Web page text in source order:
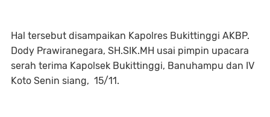
Hal tersebut disampaikan Kapolres Bukittinggi AKBP.
Dody Prawiranegara, SH.SIK.MH usai pimpin upacara
serah terima Kapolsek Bukittinggi, Banuhampu dan IV
Koto Senin siang, 15/11.